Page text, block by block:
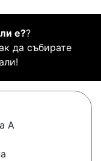
е??
да събирате
А